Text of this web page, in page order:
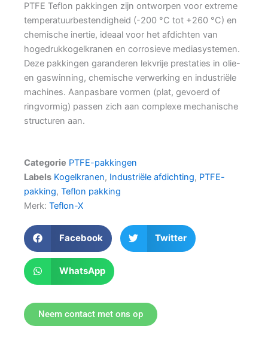
PTFE Teflon pakkingen zijn ontworpen voor extreme
temperatuurbestendigheid (-200 °C tot +260 °C) en
chemische inertie, ideaal voor het afdichten van
hogedrukkogelkranen en corrosieve mediasystemen.
Deze pakkingen garanderen lekvrije prestaties in olie-
en gaswinning, chemische verwerking en industriële
machines. Aanpasbare vormen (plat, gevoerd of
ringvormig) passen zich aan complexe mechanische
structuren aan.
Categorie PTFE-pakkingen
Labels Kogelkranen, Industriële afdichting, PTFE-
pakking, Teflon pakking
Merk: Teflon-X
Facebook Twitter
WhatsApp
Neem contact met ons op